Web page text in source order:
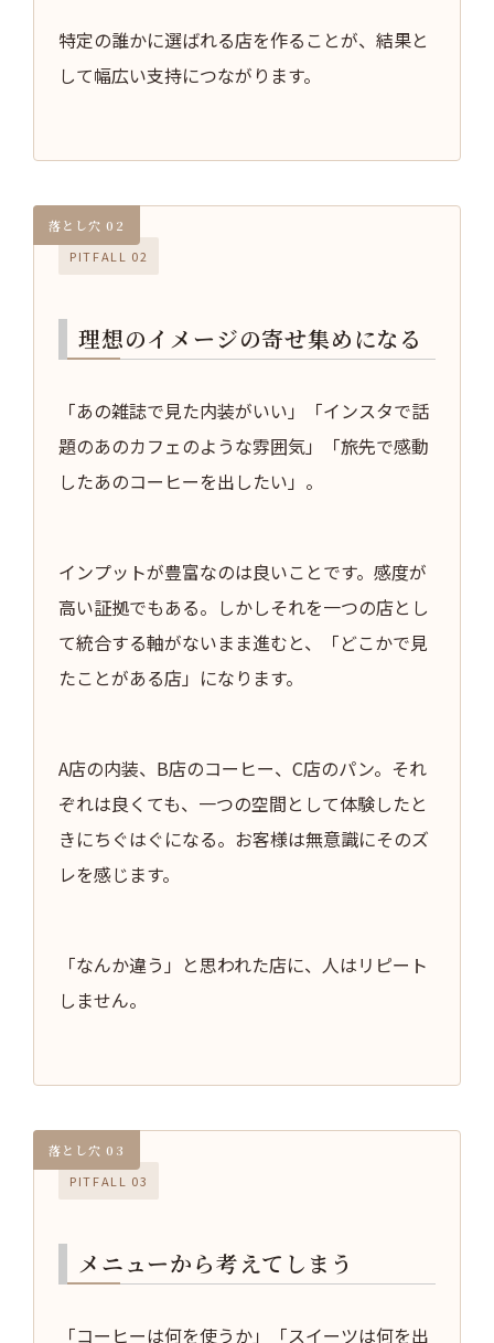
特定の誰かに選ばれる店を作ることが、結果と
して幅広い支持につながります。
PITFALL 02
理想のイメージの寄せ集めになる
「あの雑誌で見た内装がいい」「インスタで話
題のあのカフェのような雰囲気」「旅先で感動
したあのコーヒーを出したい」。
インプットが豊富なのは良いことです。感度が
高い証拠でもある。しかしそれを一つの店とし
て統合する軸がないまま進むと、「どこかで見
たことがある店」になります。
A店の内装、B店のコーヒー、C店のパン。それ
ぞれは良くても、一つの空間として体験したと
きにちぐはぐになる。お客様は無意識にそのズ
レを感じます。
「なんか違う」と思われた店に、人はリピート
しません。
PITFALL 03
メニューから考えてしまう
「コーヒーは何を使うか」「スイーツは何を出